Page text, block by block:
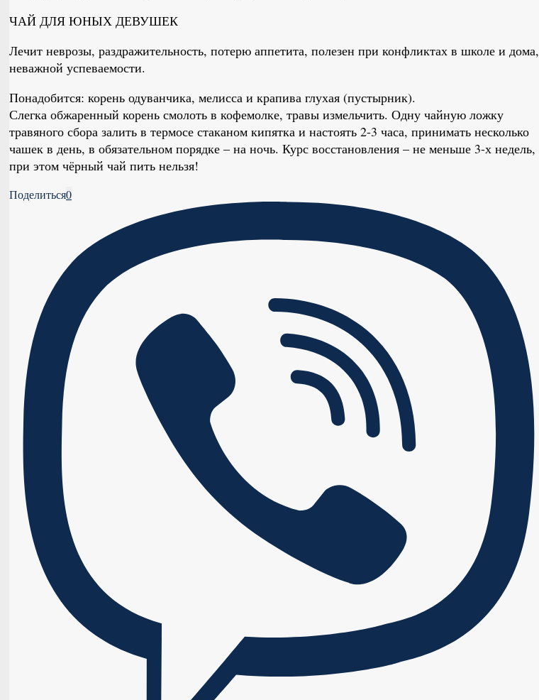
ЧАЙ ДЛЯ ЮНЫХ ДЕВУШЕК
Лечит неврозы, раздражительность, потерю аппетита, полезен при конфликтах в школе и дома,
неважной успеваемости.
Понадобится: корень одуванчика, мелисса и крапива глухая (пустырник).
Слегка обжаренный корень смолоть в кофемолке, травы измельчить. Одну чайную ложку
травяного сбора залить в термосе стаканом кипятка и настоять 2-3 часа, принимать несколько
чашек в день, в обязательном порядке – на ночь. Курс восстановления – не меньше 3-х недель,
при этом чёрный чай пить нельзя!
Поделиться0